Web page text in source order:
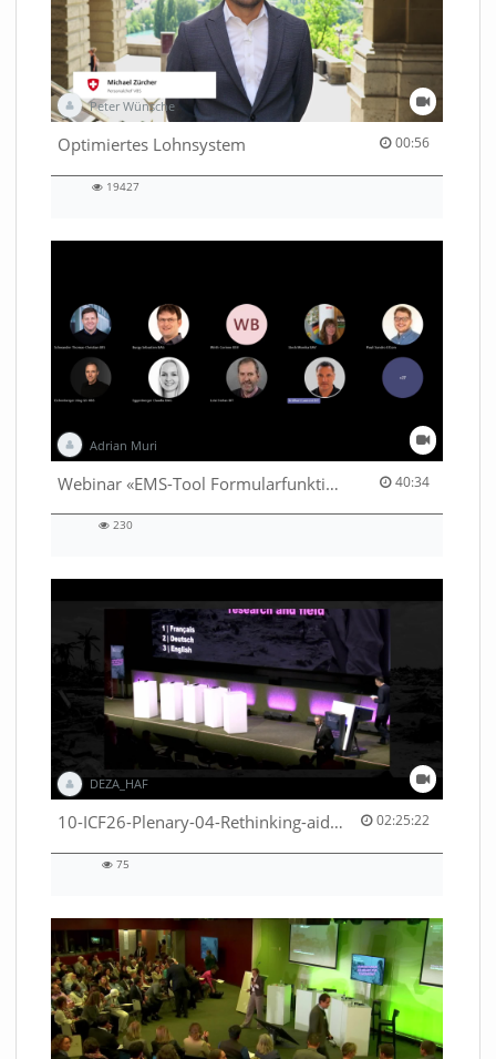
Peter Wünsche
Optimiertes Lohnsystem 00:56
00:56 duration
19427
Adrian Muri
Webinar «EMS-Tool Formularfunktion» 40:34
40:34 duration
230
DEZA_HAF
10-ICF26-Plenary-04-Rethinking-aid-deliveries-for-greater-impact-with-existing-resources-53529531710001791 02:25:22
02:25:22 duration
75